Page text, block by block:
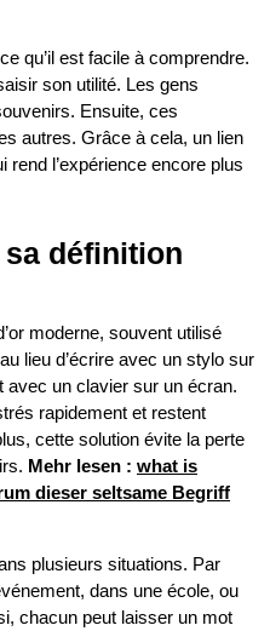
qu’il est facile à comprendre.
son utilité. Les gens
Ensuite, ces
autres. Grâce à cela, un lien
l’expérience encore plus
définition
moderne, souvent utilisé
lieu d’écrire avec un stylo sur
avec un clavier sur un écran.
rapidement et restent
cette solution évite la perte
Mehr lesen : what is
dieser seltsame Begriff
plusieurs situations. Par
dans une école, ou
chacun peut laisser un mot